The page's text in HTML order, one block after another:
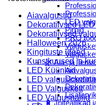
LED
Pirnid
PRO
🌿 Aia- ja
🔋 Toiteallikad
Aiavalgustid
Dekoratiivsed
Dekoratiivsed
Halloween 2026
Kingituste ideed
Kunstkuused ja
LED Küünlad
LED
LED Valguskett
LED Valguspallid